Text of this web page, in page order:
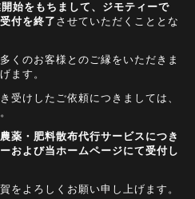
始をもちまして、ジモティーで
付を終了 させていただくこととな
くのお客様とのご縁をいただきま
ます。
受けしたご依頼につきましては、
薬・肥料散布代行サービスにつき
および当ホームページにて受付し
をよろしくお願い申し上げます。